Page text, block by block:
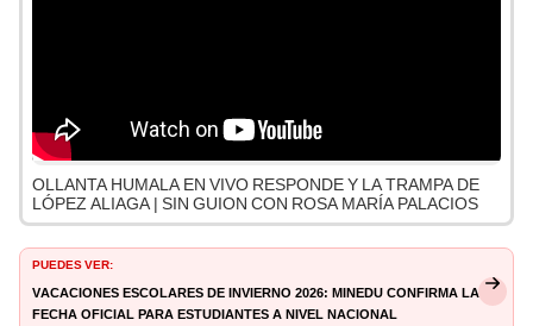
OLLANTA HUMALA EN VIVO RESPONDE Y LA TRAMPA DE
LÓPEZ ALIAGA | SIN GUION CON ROSA MARÍA PALACIOS
PUEDES VER:
Vacaciones escolares de invierno 2026: Minedu confirma la
fecha oficial para estudiantes a nivel nacional